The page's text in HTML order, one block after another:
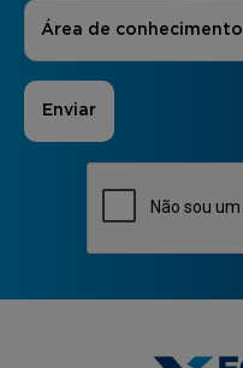
Áreas de Interesse
Área de conhecimento